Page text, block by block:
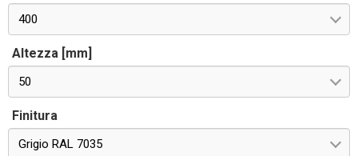
400
Altezza [mm]
50
Finitura
Grigio RAL 7035